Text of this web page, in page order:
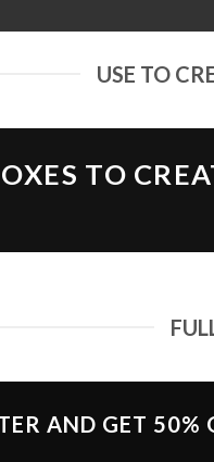
USE TO
TO
AND GET 50%